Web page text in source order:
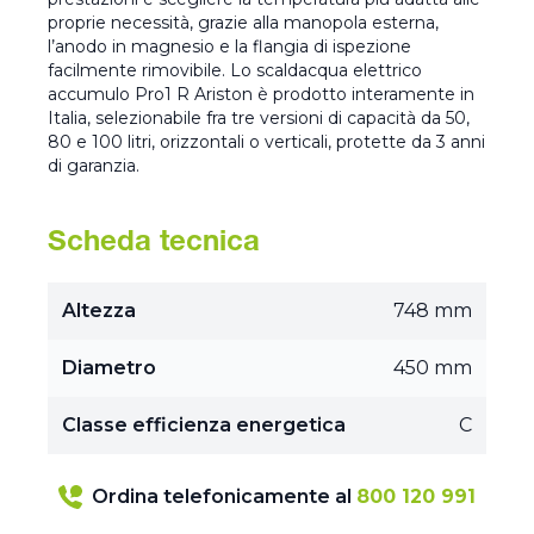
proprie necessità, grazie alla manopola esterna,
l’anodo in magnesio e la flangia di ispezione
facilmente rimovibile. Lo scaldacqua elettrico
accumulo Pro1 R Ariston è prodotto interamente in
Italia, selezionabile fra tre versioni di capacità da 50,
80 e 100 litri, orizzontali o verticali, protette da 3 anni
di garanzia.
Scheda tecnica
Altezza 748 mm
Diametro 450 mm
Classe efficienza energetica C
Ordina telefonicamente al 800 120 991